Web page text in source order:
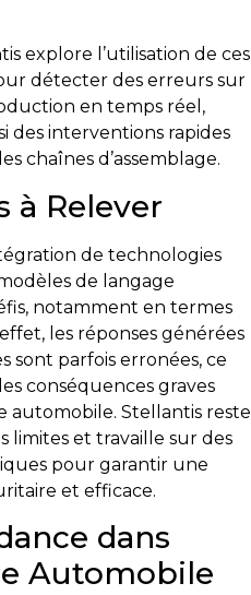
explore l’utilisation de ces
détecter des erreurs sur
en temps réel,
des interventions rapides
chaînes d’assemblage.
à Relever
de technologies
de langage
notamment en termes
les réponses générées
sont parfois erronées, ce
conséquences graves
automobile. Stellantis reste
limites et travaille sur des
pour garantir une
et efficace.
dans
Automobile